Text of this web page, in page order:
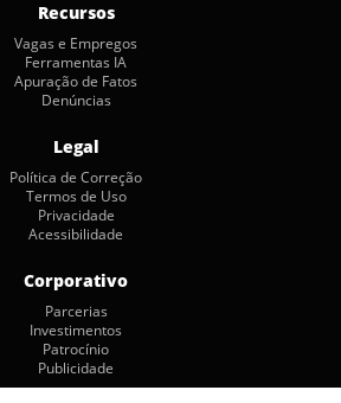
Recursos
Vagas e Empregos
Ferramentas IA
Apuração de Fatos
Denúncias
Legal
Política de Correção
Termos de Uso
Privacidade
Acessibilidade
Corporativo
Parcerias
Investimentos
Patrocínio
Publicidade